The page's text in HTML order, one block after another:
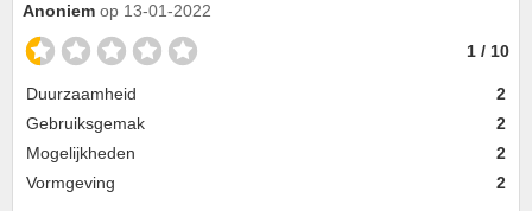
Anoniem op 13-01-2022
1 / 10
Duurzaamheid
2
Gebruiksgemak
2
Mogelijkheden
2
Vormgeving
2